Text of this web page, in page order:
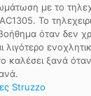
με το
Το
όταν δεν
λιγότερο
καλέσει ξανά
Struzzo